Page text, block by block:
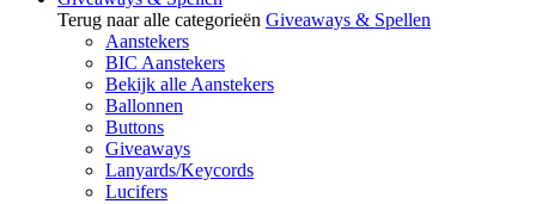
Terug naar alle categorieën Giveaways & Spellen
Aanstekers
BIC Aanstekers
Bekijk alle Aanstekers
Ballonnen
Buttons
Giveaways
Lanyards/Keycords
Lucifers